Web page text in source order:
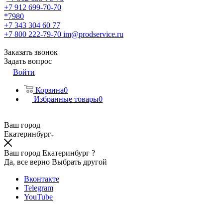
+7 912 699-70-70
*7980
+7 343 304 60 77
+7 800 222-79-70 im@prodservice.ru
Заказать звонок
Задать вопрос
Войти
Корзина0
Избранные товары0
Ваш город
Екатеринбург
Ваш город Екатеринбург ?
Да, все верно Выбрать другой
Вконтакте
Telegram
YouTube